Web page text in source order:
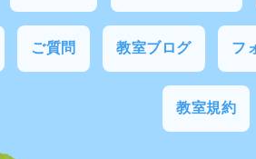
ご質問 教室ブログ フ
教室規約